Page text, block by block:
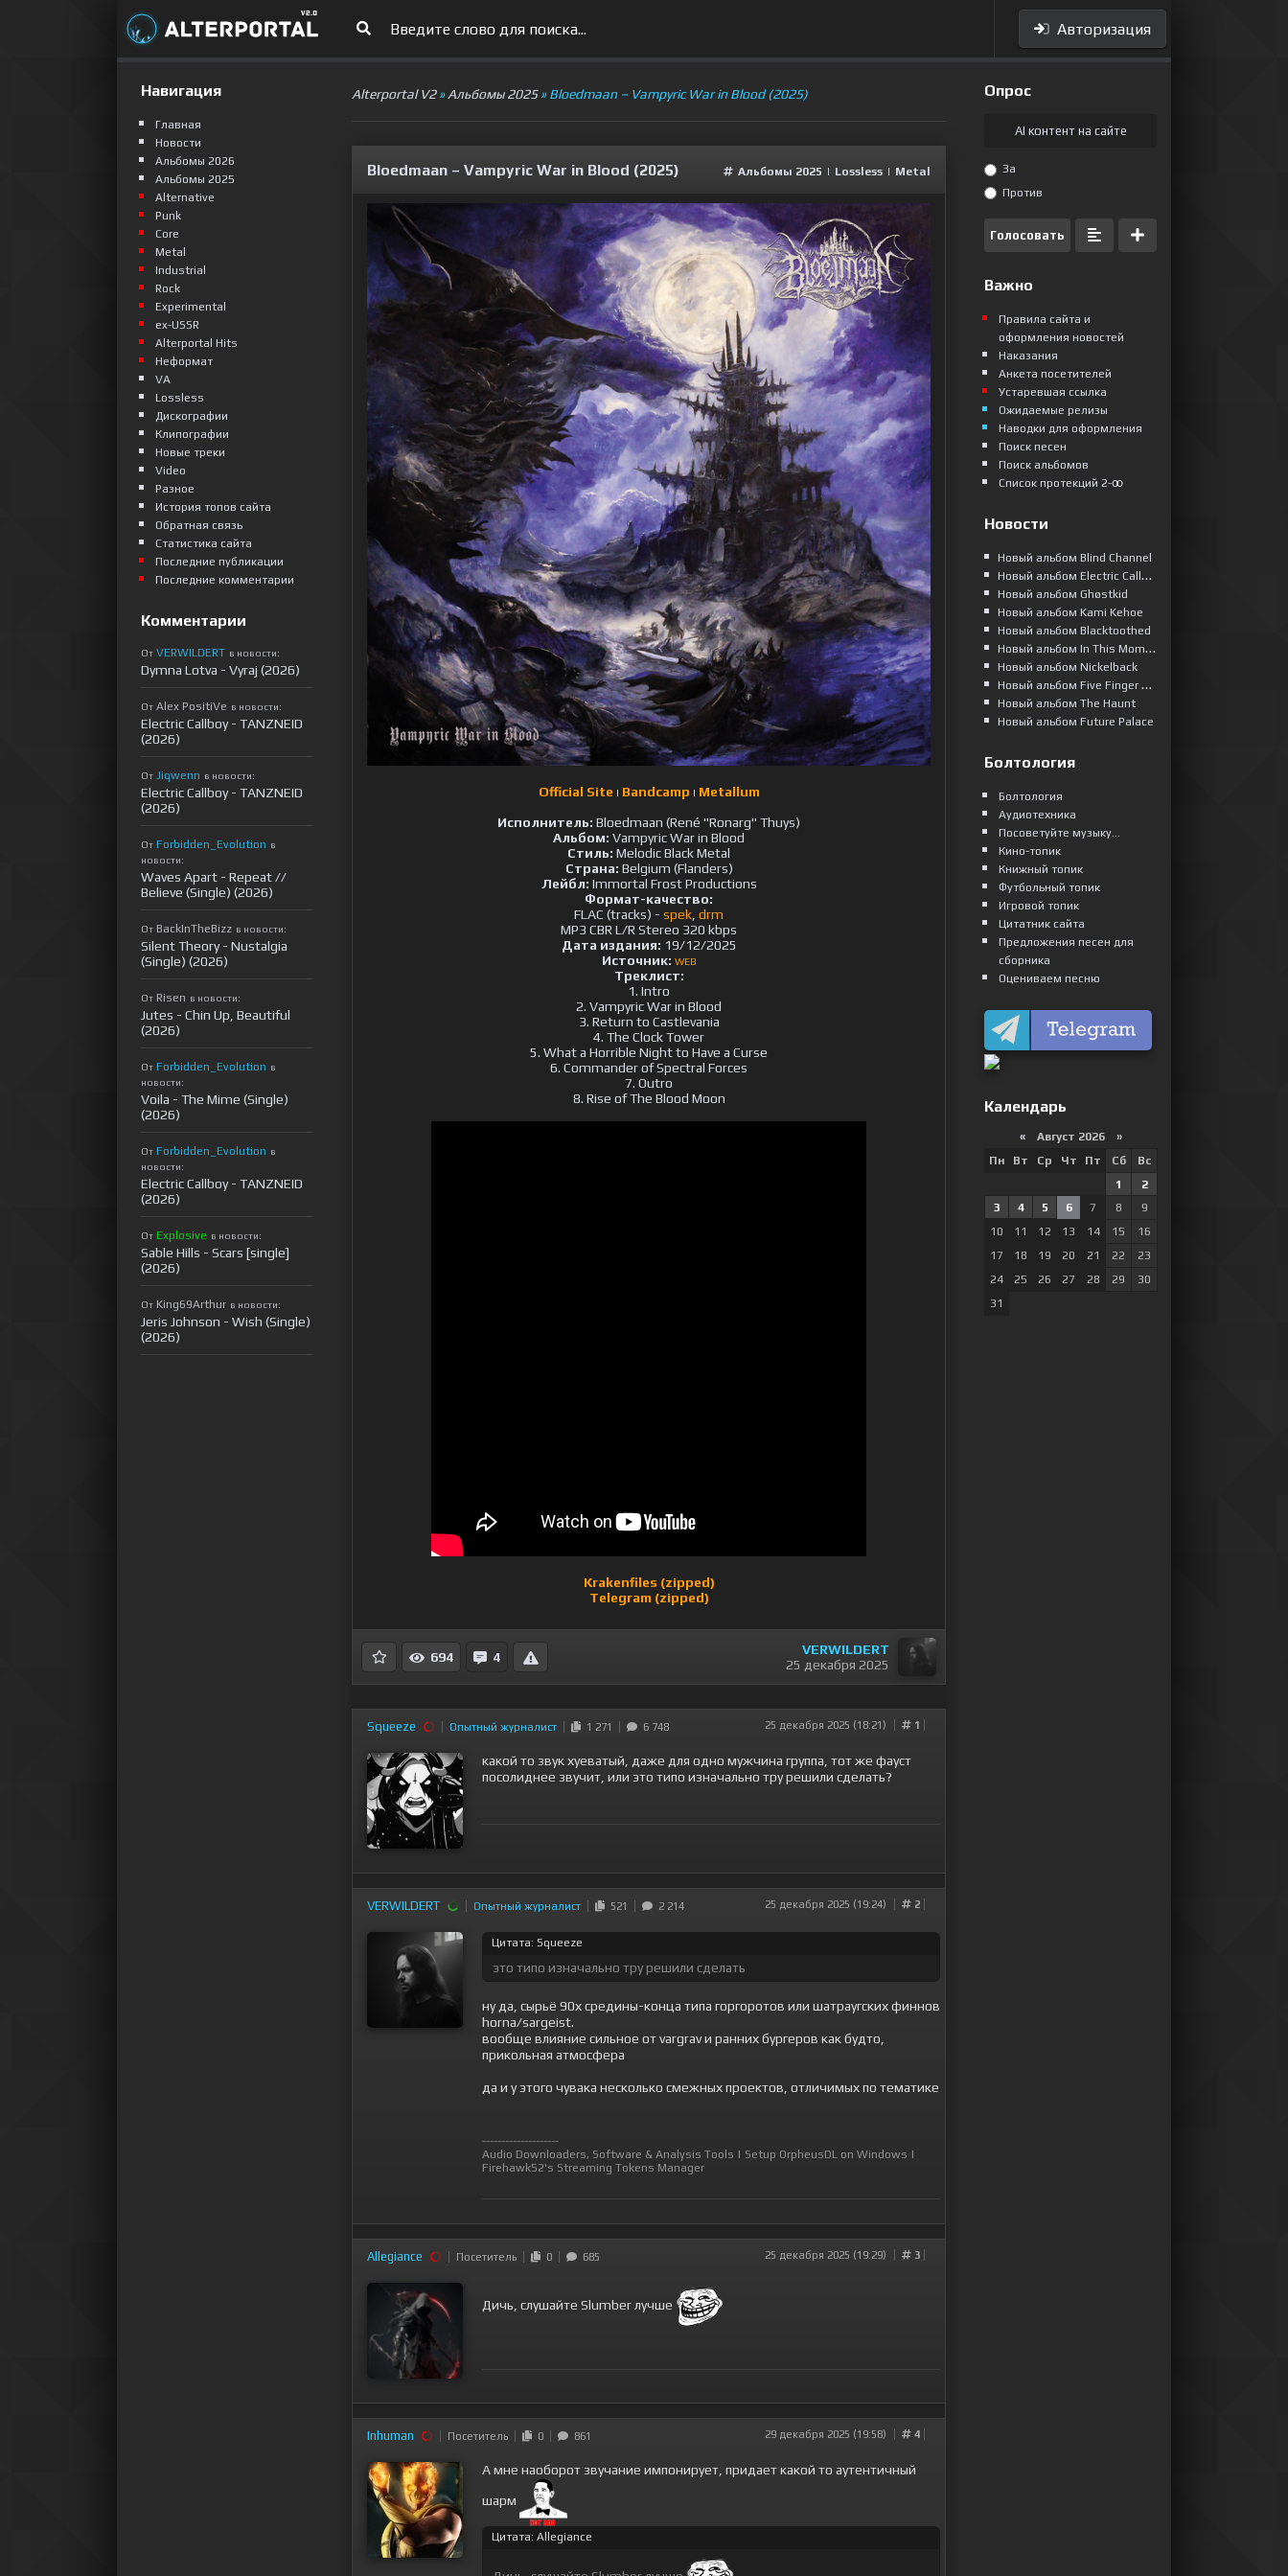
Авторизация
Alterportal V2»Альбомы 2025» Bloedmaan – Vampyric War in Blood (2025)
Bloedmaan – Vampyric War in Blood (2025) Альбомы 2025 | Lossless | Metal
Official Site | Bandcamp | Metallum
Исполнитель: Bloedmaan (René "Ronarg" Thuys)
Альбом: Vampyric War in Blood
Стиль: Melodic Black Metal
Страна: Belgium (Flanders)
Лейбл: Immortal Frost Productions
Формат-качество:
FLAC (tracks) - spek drm
MP3 CBR L/R Stereo 320 kbps
Дата издания: 19/12/2025
Источник: WEB
Треклист:
1. Intro
2. Vampyric War in Blood
3. Return to Castlevania
4. The Clock Tower
5. What a Horrible Night to Have a Curse
6. Commander of Spectral Forces
7. Outro
8. Rise of The Blood Moon
Krakenfiles (zipped)
Telegram (zipped)
694 4
VERWILDERT
25 декабря 2025
Squeeze Опытный журналист 1 271 6 748 25 декабря 2025 (18:21) 1
какой то звук хуеватый, даже для одно мужчина группа, тот же фауст
посолиднее звучит, или это типо изначально тру решили сделать?
VERWILDERT Опытный журналист 521 2 214 25 декабря 2025 (19:24) 2
Цитата: Squeeze
это типо изначально тру решили сделать
ну да, сырьё 90х средины-конца типа горгоротов или шатраугских финнов
horna/sargeist.
вообще влияние сильное от vargrav и ранних бургеров как будто,
прикольная атмосфера
да и у этого чувака несколько смежных проектов, отличимых по тематике
--------------------
Audio Downloaders, Software & Analysis Tools | Setup OrpheusDL on Windows |
Firehawk52's Streaming Tokens Manager
Allegiance Посетитель 0 685 25 декабря 2025 (19:29) 3
Дичь, слушайте Slumber лучше
Inhuman Посетитель 0 861 29 декабря 2025 (19:58) 4
А мне наоборот звучание импонирует, придает какой то аутентичный
шарм
Цитата: Allegiance
Навигация
Главная
Новости
Альбомы 2026
Альбомы 2025
Alternative
Punk
Сore
Metal
Industrial
Rock
Experimental
ex-USSR
Alterportal Hits
Неформат
VA
Lossless
Дискографии
Клипографии
Новые треки
Video
Разное
История топов сайта
Обратная связь
Статистика сайта
Последние публикации
Последние комментарии
Комментарии
От VERWILDERT в новости:
Dymna Lotva - Vyraj (2026)
От Alex PositiVe в новости:
Electric Callboy - TANZNEID
(2026)
От Jiqwenn в новости:
Electric Callboy - TANZNEID
(2026)
От Forbidden_Evolution в
новости:
Waves Apart - Repeat //
Believe (Single) (2026)
От BackInTheBizz в новости:
Silent Theory - Nustalgia
(Single) (2026)
От Risen в новости:
Jutes - Chin Up, Beautiful
(2026)
От Forbidden_Evolution в
новости:
Voila - The Mime (Single)
(2026)
От Forbidden_Evolution в
новости:
Electric Callboy - TANZNEID
(2026)
От Explosive в новости:
Sable Hills - Scars [single]
(2026)
От King69Arthur в новости:
Jeris Johnson - Wish (Single)
(2026)
Опрос
AI контент на сайте
За
Против
Голосовать
Важно
Правила сайта и
оформления новостей
Наказания
Анкета посетителей
Устаревшая ссылка
Ожидаемые релизы
Наводки для оформления
Поиск песен
Поиск альбомов
Список протекций 2-ꝏ
Новости
Новый альбом Blind Channel
Новый альбом Electric Callboy
Новый альбом Ghøstkid
Новый альбом Kami Kehoe
Новый альбом Blacktoothed
Новый альбом In This Moment
Новый альбом Nickelback
Новый альбом Five Finger Death Punch
Новый альбом The Haunt
Новый альбом Future Palace
Болтология
Болтология
Аудиотехника
Посоветуйте музыку...
Кино-топик
Книжный топик
Футбольный топик
Игровой топик
Цитатник сайта
Предложения песен для
сборника
Оцениваем песню
Календарь
«Август 2026 »
Пн
Вт Ср Чт Пт Сб
Вс
1
2
3
4 5 6 7 8
9
10
11 12 13 14 15
16
17
18 19 20 21 22
23
24
25 26 27 28 29
30
31